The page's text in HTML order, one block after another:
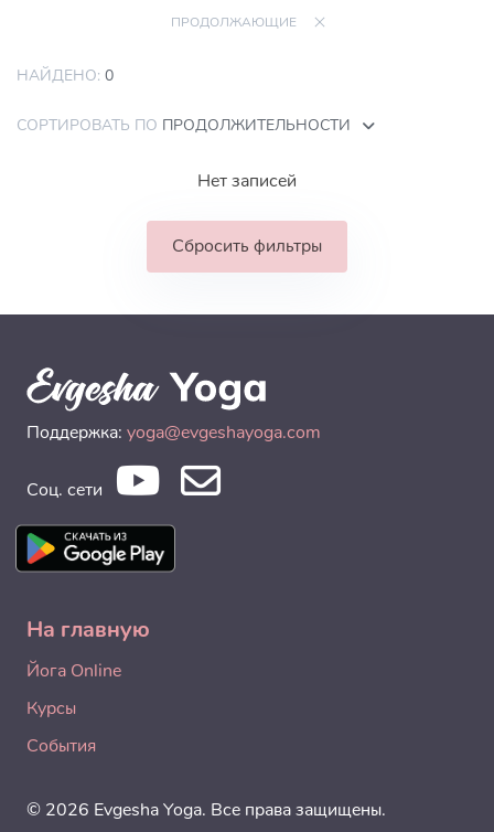
ПРОДОЛЖАЮЩИЕ
НАЙДЕНО: 0
СОРТИРОВАТЬ ПО ПРОДОЛЖИТЕЛЬНОСТИ
Нет записей
Сбросить фильтры
Поддержка: yoga@evgeshayoga.com
Соц. сети
На главную
Йога Online
Курсы
События
© 2026 Evgesha Yoga. Все права защищены.